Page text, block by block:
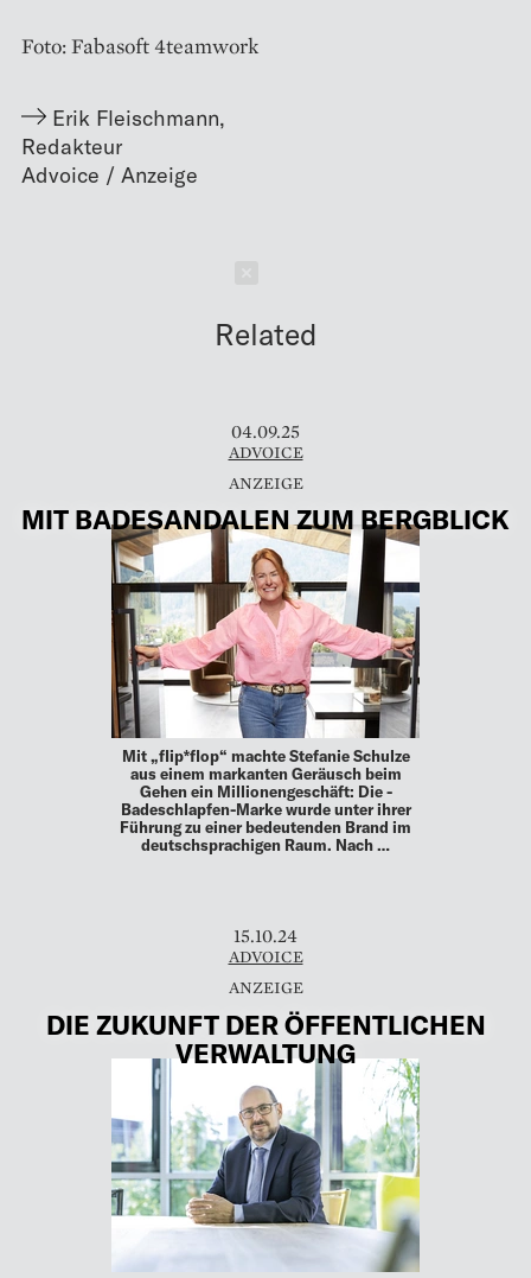
Foto: Fabasoft 4teamwork
Erik Fleischmann,
Redakteur
Related
04.09.25
ADVOICE
MIT BADESANDALEN ZUM BERGBLICK
Mit „flip*flop“ machte Stefanie Schulze
aus einem ­markanten Geräusch beim
Gehen ein ­Millionengeschäft: Die ­
Badeschlapfen-Marke wurde unter ihrer
Führung zu einer bedeutenden Brand im
deutschsprachigen Raum. Nach …
15.10.24
ADVOICE
DIE ZUKUNFT DER ÖFFENTLICHEN
VERWALTUNG